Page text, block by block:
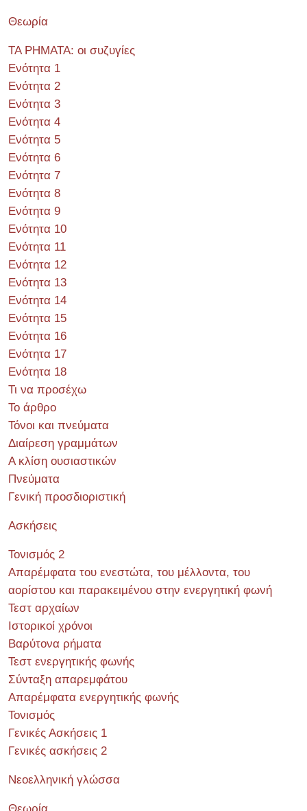
Θεωρία
ΤΑ ΡΗΜΑΤΑ: οι συζυγίες
Ενότητα 1
Ενότητα 2
Ενότητα 3
Ενότητα 4
Ενότητα 5
Ενότητα 6
Ενότητα 7
Ενότητα 8
Ενότητα 9
Ενότητα 10
Ενότητα 11
Ενότητα 12
Ενότητα 13
Ενότητα 14
Ενότητα 15
Ενότητα 16
Ενότητα 17
Ενότητα 18
Τι να προσέχω
Το άρθρο
Τόνοι και πνεύματα
Διαίρεση γραμμάτων
Α κλίση ουσιαστικών
Πνεύματα
Γενική προσδιοριστική
Ασκήσεις
Τονισμός 2
Απαρέμφατα του ενεστώτα, του μέλλοντα, του
αορίστου και παρακειμένου στην ενεργητική φωνή
Τεστ αρχαίων
Ιστορικοί χρόνοι
Βαρύτονα ρήματα
Τεστ ενεργητικής φωνής
Σύνταξη απαρεμφάτου
Απαρέμφατα ενεργητικής φωνής
Τονισμός
Γενικές Ασκήσεις 1
Γενικές ασκήσεις 2
Νεοελληνική γλώσσα